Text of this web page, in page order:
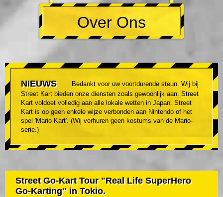
Over Ons
NIEUWS
Bedankt voor uw voortdurende steun. Wij bij
Street Kart bieden onze diensten zoals gewoonlijk aan. Street
Kart voldoet volledig aan alle lokale wetten in Japan. Street
Kart is op geen enkele wijze verbonden aan Nintendo of het
spel 'Mario Kart'. (Wij verhuren geen kostums van de Mario-
serie.)
Street Go-Kart Tour "Real Life SuperHero
Go-Karting" in Tokio.